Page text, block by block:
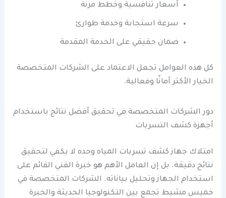
أسعار تنافسية وخطط مرنة
سرعة استجابة وخدمة طوارئ
ضمان حقيقي على الخدمة المقدمة
كل هذه العوامل تجعل الاعتماد على الشركات المتخصصة
الخيار الأكثر أمانًا وفعالية.
دور الشركات المتخصصة في تحقيق أفضل نتائج باستخدام
أجهزة كشف التسربات
امتلاك جهاز كشف تسربات المياه وحده لا يكفي لتحقيق
نتائج دقيقة. بل إن العامل الأهم هو خبرة الفني القائم على
استخدام الجهاز وتحليل بياناته. الشركات المتخصصة في
خميس مشيط تجمع بين التكنولوجيا الحديثة والخبرة